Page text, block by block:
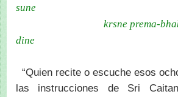
sune
krsne prema-
dine
“Quien recite o escuche esos
las instrucciones de Sri